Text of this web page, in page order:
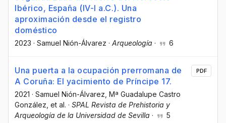
Ibérico, España (IV-I a.C.). Una
aproximación desde el registro
doméstico
2023 · Samuel Nión-Álvarez · Arqueología · 6
Una puerta a la ocupación prerromana de
A Coruña: El yacimiento de Príncipe 17.
2021 · Samuel Nión-Álvarez , Mª Guadalupe Castro
González , et al. · SPAL Revista de Prehistoria y
Arqueología de la Universidad de Sevilla · 5
PDF